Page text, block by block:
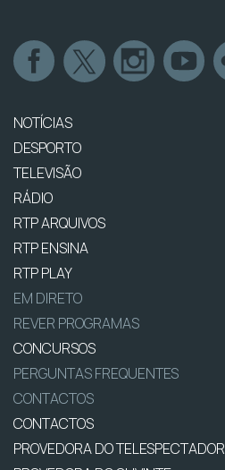
NOTÍCIAS
DESPORTO
TELEVISÃO
RÁDIO
RTP ARQUIVOS
RTP ENSINA
RTP PLAY
EM DIRETO
REVER PROGRAMAS
CONCURSOS
PERGUNTAS FREQUENTES
CONTACTOS
CONTACTOS
PROVEDORA DO TELESPECTADOR